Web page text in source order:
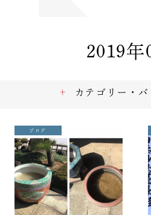
2019年
ブログ
カテゴリー・